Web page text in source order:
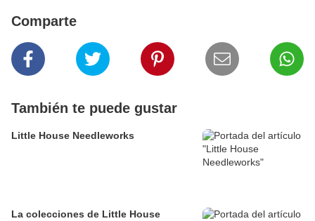
Comparte
También te puede gustar
Little House Needleworks
La colecciones de Little House